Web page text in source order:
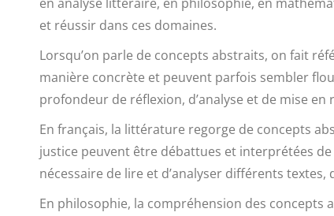
et réussir dans ces domaines.
Lorsqu’on parle de concepts abstraits, on fait
manière concrète et peuvent parfois sembler
profondeur de réflexion, d’analyse et de mise
En français, la littérature regorge de concepts
justice peuvent être débattues et interprétées
nécessaire de lire et d’analyser différents
En philosophie, la compréhension des concepts